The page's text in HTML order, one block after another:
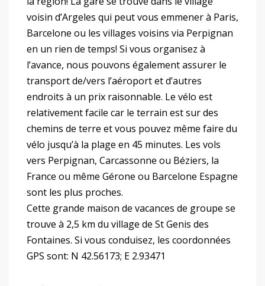
voisin d’Argeles qui peut vous emmener à Paris,
Barcelone ou les villages voisins via Perpignan
en un rien de temps! Si vous organisez à
l’avance, nous pouvons également assurer le
transport de/vers l’aéroport et d’autres
endroits à un prix raisonnable. Le vélo est
relativement facile car le terrain est sur des
chemins de terre et vous pouvez même faire du
vélo jusqu’à la plage en 45 minutes. Les vols
vers Perpignan, Carcassonne ou Béziers, la
France ou même Gérone ou Barcelone Espagne
sont les plus proches.
Cette grande maison de vacances de groupe se
trouve à 2,5 km du village de St Genis des
Fontaines. Si vous conduisez, les coordonnées
GPS sont: N 42.56173; E 2.93471